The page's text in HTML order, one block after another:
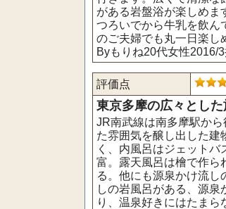
がある岩盤浴が楽しめま
つろいでから牛乳を飲ん
のご夫婦でも丸一日楽し
Byもりね20代女性2016/
評価点
東京多摩の広々とし
JR南武線は南多摩駅か
た雰囲気を醸し出した建
く、内風呂はジェット
富。露天風呂は檜で作ら
る。他にも源泉かけ流
しの岩風呂がある、源
り、温泉好きにはたま